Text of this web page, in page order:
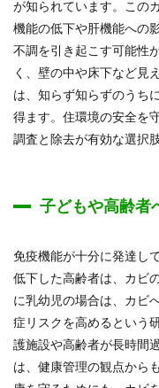
が知られています。この
機能の低下や肝機能への
不調を引き起こす可能性
く、壁の中や床下など見
は、知らず知らずのうち
得ます。住環境の安全を
調査と除去が有効な選択肢
子どもや高齢者
免疫機能が十分に発達し
低下した高齢者は、カビ
に乳幼児の場合は、カビ
症リスクを高めるという
護施設や高齢者が長時間
は、健康管理の観点から